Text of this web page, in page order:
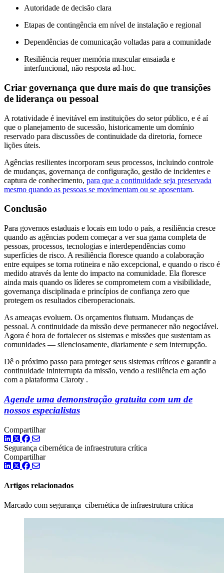
Autoridade de decisão clara
Etapas de contingência em nível de instalação e regional
Dependências de comunicação voltadas para a comunidade
Resiliência requer memória muscular ensaiada e
interfuncional, não resposta ad-hoc.
Criar governança que dure mais do que transições
de liderança ou pessoal
A rotatividade é inevitável em instituições do setor público, e é aí
que o planejamento de sucessão, historicamente um domínio
reservado para discussões de continuidade da diretoria, fornece
lições úteis.
Agências resilientes incorporam seus processos, incluindo controle
de mudanças, governança de configuração, gestão de incidentes e
captura de conhecimento, para que a continuidade seja preservada
mesmo quando as pessoas se movimentam ou se aposentam.
Conclusão
Para governos estaduais e locais em todo o país, a resiliência cresce
quando as agências podem começar a ver sua gama completa de
pessoas, processos, tecnologias e interdependências como
superfícies de risco. A resiliência floresce quando a colaboração
entre equipes se torna rotineira e não excepcional, e quando o risco é
medido através da lente do impacto na comunidade. Ela floresce
ainda mais quando os líderes se comprometem com a visibilidade,
governança disciplinada e princípios de confiança zero que
protegem os resultados ciberoperacionais.
As ameaças evoluem. Os orçamentos flutuam. Mudanças de
pessoal. A continuidade da missão deve permanecer não negociável.
Agora é hora de fortalecer os sistemas e missões que sustentam as
comunidades — silenciosamente, diariamente e sem interrupção.
Dê o próximo passo para proteger seus sistemas críticos e garantir a
continuidade ininterrupta da missão, vendo a resiliência em ação
com a plataforma Claroty .
Agende uma demonstração gratuita com um de
nossos especialistas
Compartilhar
LinkedIn
TwitterFacebook
Segurança cibernética de infraestrutura crítica
Compartilhar
LinkedIn
TwitterFacebook
Artigos relacionados
Marcado com segurança cibernética de infraestrutura crítica